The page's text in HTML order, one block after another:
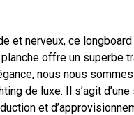
et nerveux, ce longboard
offre un superbe
nous nous
de luxe. Il s’agit
et